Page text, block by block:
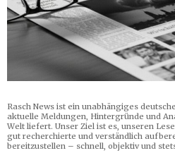
Rasch News ist ein unabhängiges
aktuelle Meldungen, Hintergründe und
Welt liefert. Unser Ziel ist es, unseren
gut recherchierte und verständlich
bereitzustellen – schnell, objektiv und